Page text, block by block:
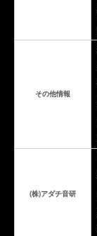
その他情報
(株)アダチ音研